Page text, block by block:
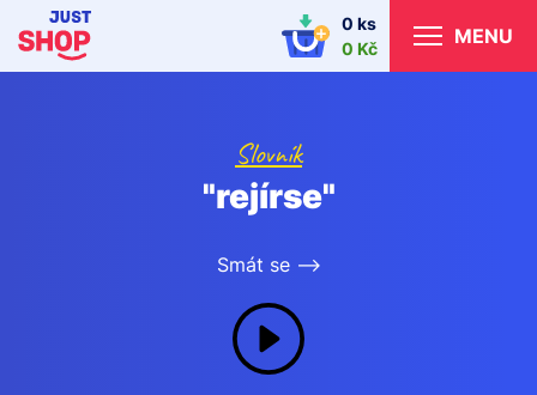
0 ks
0 Kč
MENU
Slovník
"rejírse"
Smát se -->